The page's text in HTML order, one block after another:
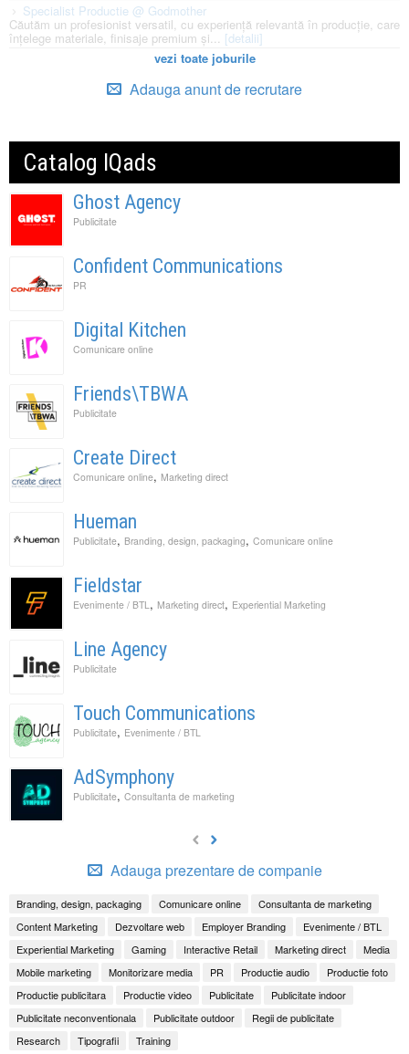
Specialist Productie @ Godmother
Căutăm un profesionist versatil, cu experiență relevantă în producție, care
înțelege materiale, finisaje premium și... [detalii]
vezi toate joburile
Adauga anunt de recrutare
Catalog IQads
Ghost Agency
Publicitate
Confident Communications
PR
Digital Kitchen
Comunicare online
Friends\TBWA
Publicitate
Create Direct
Comunicare online, Marketing direct
Hueman
Publicitate, Branding, design, packaging, Comunicare online
Fieldstar
Evenimente / BTL, Marketing direct, Experiential Marketing
Line Agency
Publicitate
Touch Communications
Publicitate, Evenimente / BTL
AdSymphony
Publicitate, Consultanta de marketing
Adauga prezentare de companie
Branding, design, packaging Comunicare online
Consultanta de marketing
Content Marketing
Dezvoltare web Employer Branding
Evenimente / BTL
Experiential Marketing
Gaming Interactive Retail Marketing direct
Media
Mobile marketing
Monitorizare media PR Productie audio
Productie foto
Productie publicitara
Productie video Publicitate
Publicitate indoor
Publicitate neconventionala
Publicitate outdoor
Regii de publicitate
Research
Tipografii Training